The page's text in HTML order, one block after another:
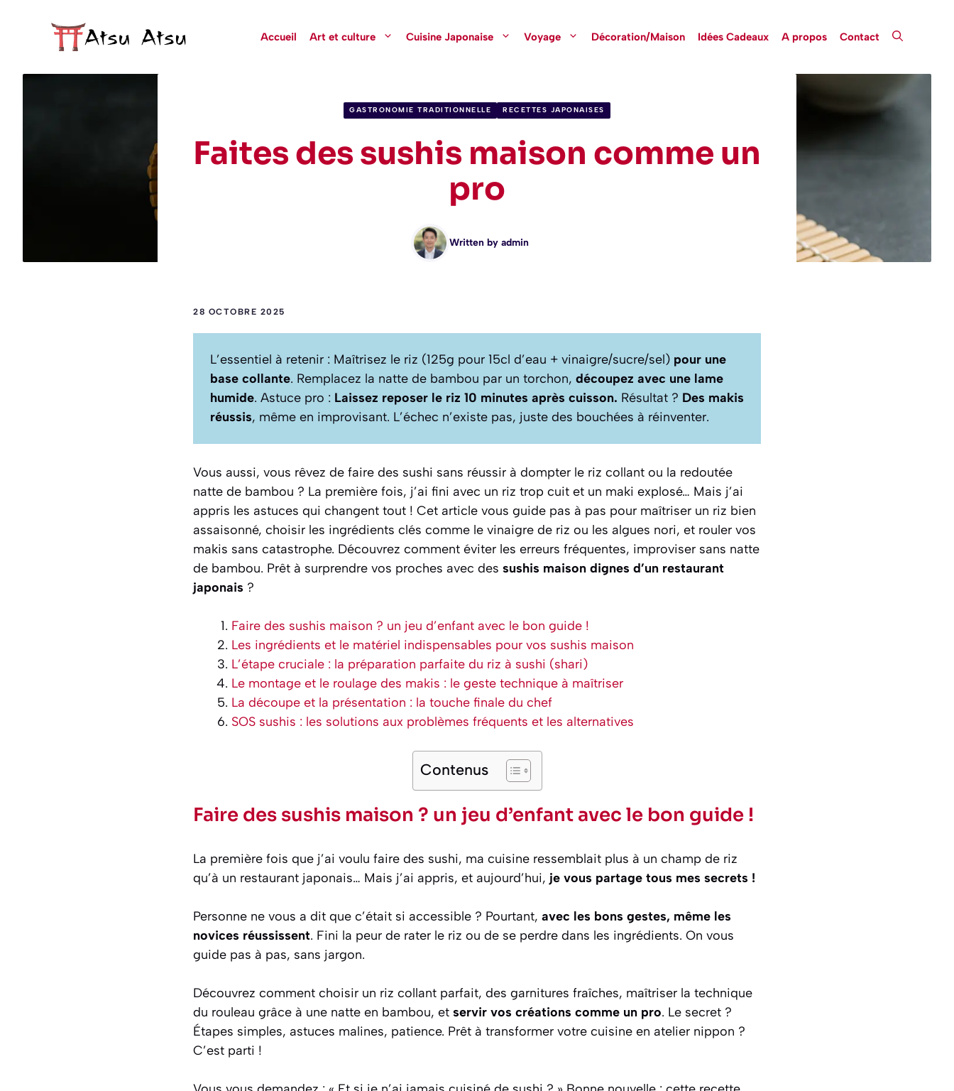
Accueil Art et culture Cuisine Japonaise Voyage Décoration/Maison Idées Cadeaux A propos Contact
GASTRONOMIE TRADITIONNELLE RECETTES JAPONAISES
Faites des sushis maison comme un
pro
Written by admin
28 OCTOBRE 2025
L’essentiel à retenir : Maîtrisez le riz (125g pour 15cl d’eau + vinaigre/sucre/sel) pour une
base collante. Remplacez la natte de bambou par un torchon, découpez avec une lame
humide. Astuce pro : Laissez reposer le riz 10 minutes après cuisson. Résultat ? Des makis
réussis, même en improvisant. L’échec n’existe pas, juste des bouchées à réinventer.
Vous aussi, vous rêvez de faire des sushi sans réussir à dompter le riz collant ou la redoutée
natte de bambou ? La première fois, j’ai fini avec un riz trop cuit et un maki explosé… Mais j’ai
appris les astuces qui changent tout ! Cet article vous guide pas à pas pour maîtriser un riz bien
assaisonné, choisir les ingrédients clés comme le vinaigre de riz ou les algues nori, et rouler vos
makis sans catastrophe. Découvrez comment éviter les erreurs fréquentes, improviser sans natte
de bambou. Prêt à surprendre vos proches avec des sushis maison dignes d’un restaurant
japonais ?
Faire des sushis maison ? un jeu d’enfant avec le bon guide !
Les ingrédients et le matériel indispensables pour vos sushis maison
L’étape cruciale : la préparation parfaite du riz à sushi (shari)
Le montage et le roulage des makis : le geste technique à maîtriser
La découpe et la présentation : la touche finale du chef
SOS sushis : les solutions aux problèmes fréquents et les alternatives
Contenus
Faire des sushis maison ? un jeu d’enfant avec le bon guide !
La première fois que j’ai voulu faire des sushi, ma cuisine ressemblait plus à un champ de riz
qu’à un restaurant japonais… Mais j’ai appris, et aujourd’hui, je vous partage tous mes secrets !
Personne ne vous a dit que c’était si accessible ? Pourtant, avec les bons gestes, même les
novices réussissent. Fini la peur de rater le riz ou de se perdre dans les ingrédients. On vous
guide pas à pas, sans jargon.
Découvrez comment choisir un riz collant parfait, des garnitures fraîches, maîtriser la technique
du rouleau grâce à une natte en bambou, et servir vos créations comme un pro. Le secret ?
Étapes simples, astuces malines, patience. Prêt à transformer votre cuisine en atelier nippon ?
C’est parti !